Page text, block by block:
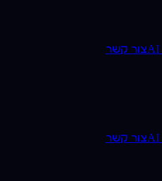
צור קשר
צור קשר